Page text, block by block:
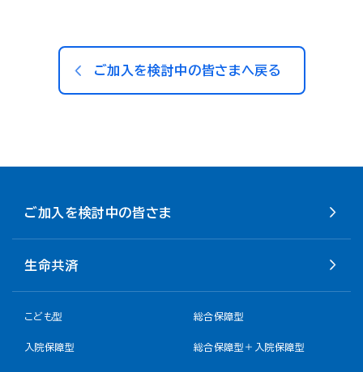
ご加入を検討中の皆さまへ戻る
ご加入を検討中の皆さま
生命共済
こども型 総合保障型
入院保障型 総合保障型＋入院保障型